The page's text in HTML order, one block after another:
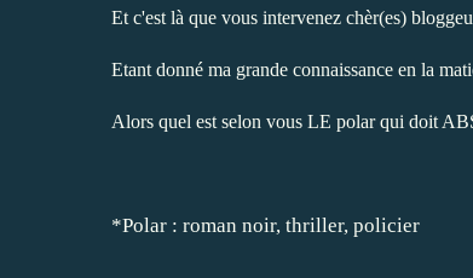
Et c'est là que vous intervenez chèr(es)
Etant donné ma grande connaissance en la
Alors quel est selon vous LE polar qui doit
*Polar : roman noir, thriller, policier